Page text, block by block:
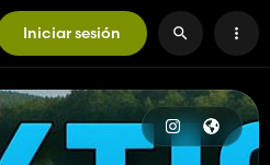
Iniciar sesión